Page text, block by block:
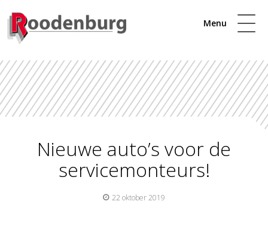
Menu
Nieuwe auto’s voor de
servicemonteurs!
22 oktober 2019